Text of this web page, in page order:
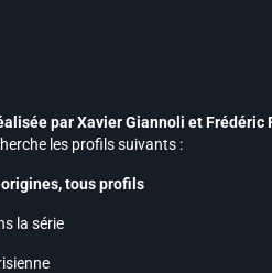
par Xavier Giannoli et Frédéric
les profils suivants :
tous profils
la série